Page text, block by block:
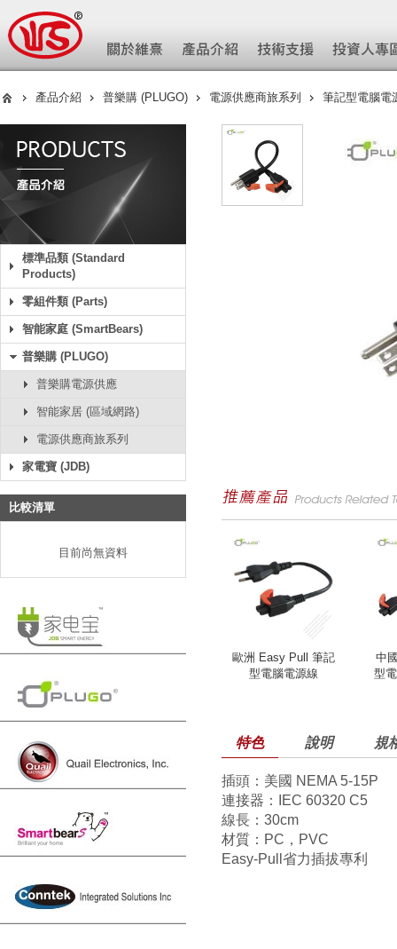
產品介紹 普樂購 (PLUGO) 電源供應商旅系列 筆記型電腦電
標準品類 (Standard
Products)
零組件類 (Parts)
智能家庭 (SmartBears)
普樂購 (PLUGO)
普樂購電源供應
智能家居 (區域網路)
電源供應商旅系列
家電寶 (JDB)
比較清單
目前尚無資料
歐洲 Easy Pull 筆記
型電腦電源線
中
型
特色 說明 規
插頭：美國 NEMA 5-15P
連接器：IEC 60320 C5
線長：30cm
材質：PC，PVC
Easy-Pull省力插拔專利